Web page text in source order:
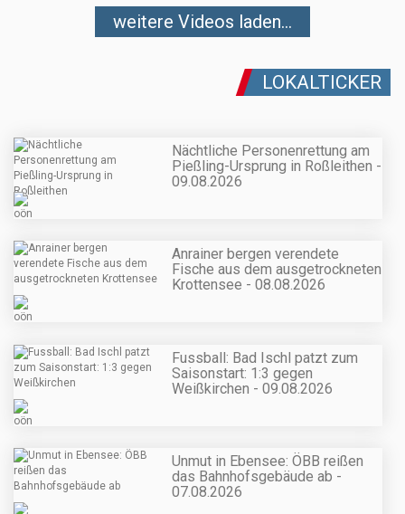
weitere Videos laden...
LOKALTICKER
Nächtliche Personenrettung am
Pießling-Ursprung in Roßleithen -
09.08.2026
Anrainer bergen verendete
Fische aus dem ausgetrockneten
Krottensee - 08.08.2026
Fussball: Bad Ischl patzt zum
Saisonstart: 1:3 gegen
Weißkirchen - 09.08.2026
Unmut in Ebensee: ÖBB reißen
das Bahnhofsgebäude ab -
07.08.2026